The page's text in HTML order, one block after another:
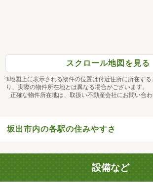
スクロール地図を見る
※地図上に表示される物件の位置は付近住所に所在す
り、実際の物件所在地とは異なる場合がございます。
正確な物件所在地は、取扱い不動産会社にお問い合わ
坂出市内の各駅の住みやすさ
設備など